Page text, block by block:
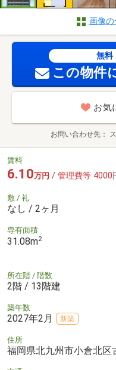
画像の
無料
この物件
お気
お問い合わせ先
賃料
6.10万円 / 管理費等 4000
敷 / 礼
なし / 2ヶ月
専有面積
31.08m2
所在階 / 階数
2階 / 13階建
築年数
2027年2月 新築
住所
福岡県北九州市小倉北